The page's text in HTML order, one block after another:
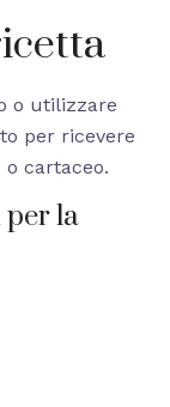
o utilizzare
per ricevere
cartaceo.
la